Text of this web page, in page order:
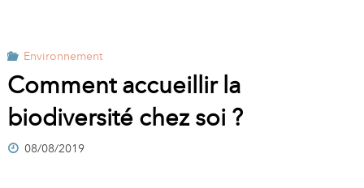
C
EL
DE
Environnement
Comment accueillir la
biodiversité chez soi ?
08/08/2019